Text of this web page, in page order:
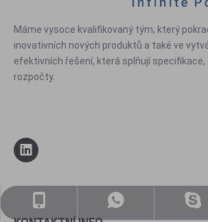
Máme vysoce kvalifikovaný tým, který
inovativních nových produktů a také ve
efektivních řešení, která splňují specifikace,
rozpočty.
+86-159-5177-5819
+86 15951775819
sales@nj-optics.com